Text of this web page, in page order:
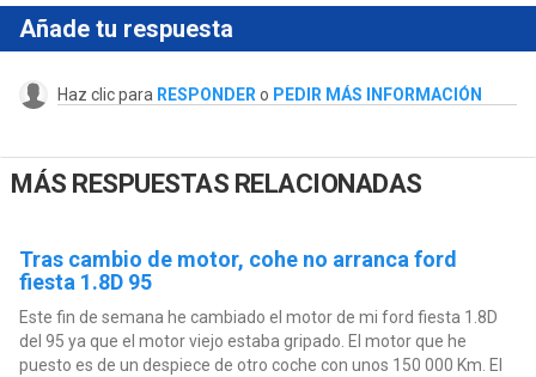
Añade tu respuesta
Haz clic para RESPONDER o PEDIR MÁS INFORMACIÓN
MÁS RESPUESTAS RELACIONADAS
Tras cambio de motor, cohe no arranca ford
fiesta 1.8D 95
Este fin de semana he cambiado el motor de mi ford fiesta 1.8D
del 95 ya que el motor viejo estaba gripado. El motor que he
puesto es de un despiece de otro coche con unos 150 000 Km. El